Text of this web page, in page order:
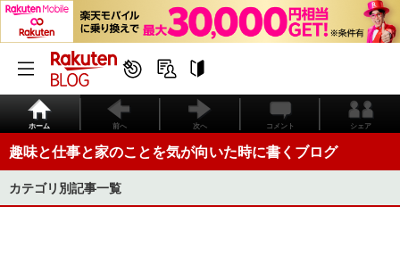
ホーム 前へ 次へ コメント シェア
趣味と仕事と家のことを気が向いた時に書くブログ
カテゴリ別記事一覧